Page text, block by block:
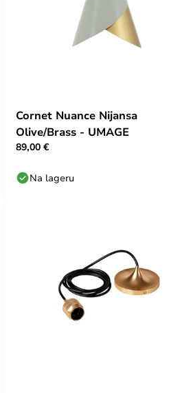
Cornet Nuance Nijansa
Olive/Brass - UMAGE
89,00 €
Na lageru